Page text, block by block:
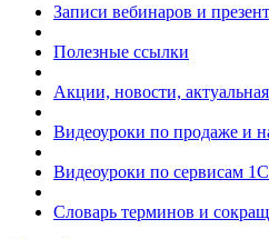
Записи вебинаров и
Полезные ссылки
Акции, новости,
Видеоуроки по продаже и
Видеоуроки по сервисам
Словарь терминов и